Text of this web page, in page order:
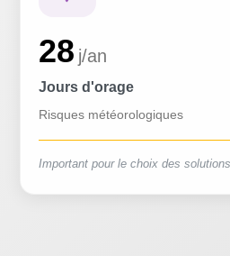
28 j/an
Jours d'orage
Risques météorologiques
Important pour le choix des